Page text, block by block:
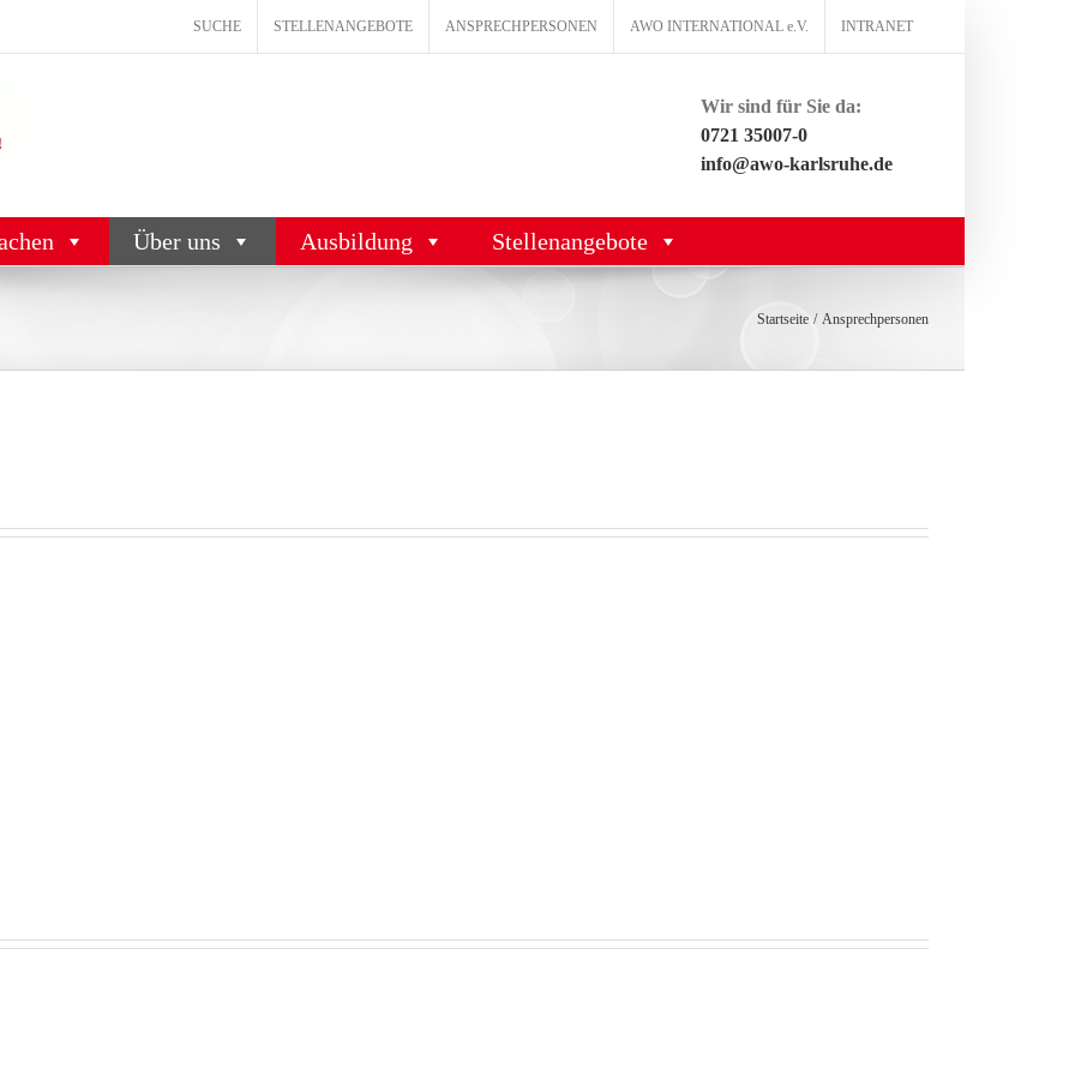
SUCHE STELLENANGEBOTE ANSPRECHPERSONEN AWO INTERNATIONAL e.V. INTRANET
Wir sind für Sie da:
0721 35007-0
info@awo-karlsruhe.de
Über uns Ausbildung Stellenangebote
Startseite Ansprechpersonen